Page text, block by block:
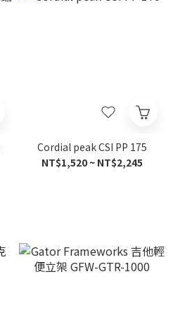
Cordial peak CSI PP 175
NT$1,520 ~ NT$2,245